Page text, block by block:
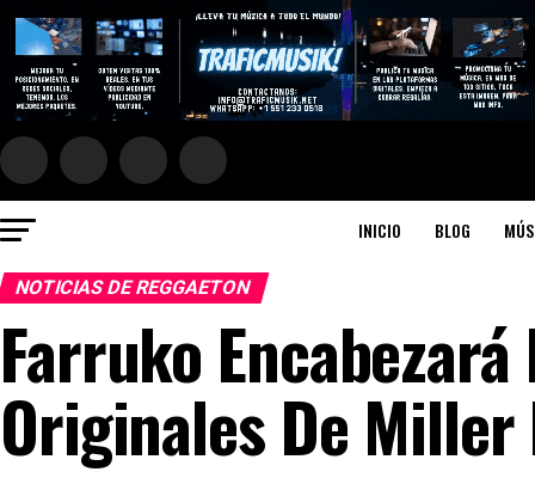
INICIO BLOG
NOTICIAS DE REGGAETON
Farruko
Originales De